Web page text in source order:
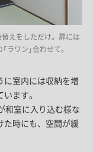
えをしただけ。扉には
「ラワン」合わせて。
に室内には収納を増
ます。
和室に入り込む様な
た時にも、空間が緩